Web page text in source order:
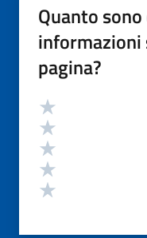
Quanto
informazioni
pagina?
Valutazione